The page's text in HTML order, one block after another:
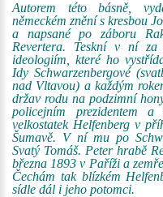
Autorem této básně,
německém znění s kresbou
a napsané po záboru
Revertera. Teskní v ní za
ideologiím, které ho
Idy Schwarzenbergové
nad Vltavou) a každým
držav rodu na podzimní
policejním prezidentem
velkostatek Helfenberg v
Šumavě. V ní mu po
Svatý Tomáš. Peter hrabě
března 1893 v Paříži a
Čechám tak blízkém
sídle dál i jeho potomci.